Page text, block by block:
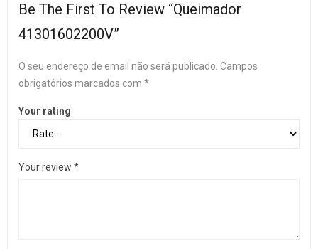
Be The First To Review “Queimador
41301602200V”
O seu endereço de email não será publicado. Campos
obrigatórios marcados com *
Your rating
Your review *